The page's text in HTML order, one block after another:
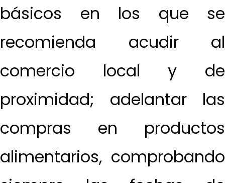
básicos en los que se
recomienda acudir al
comercio local y de
proximidad; adelantar las
compras en productos
alimentarios, comprobando